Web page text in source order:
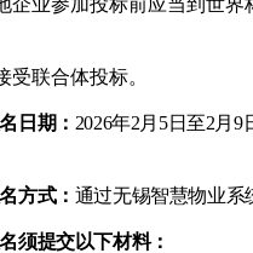
受联合体投标。
日期： 2026年2月5日至2月9
方式： 通过无锡智慧物业系
须提交以下材料：